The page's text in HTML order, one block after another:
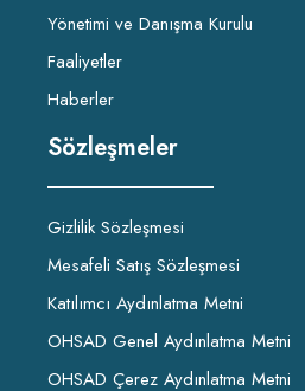
Yönetimi ve Danışma Kurulu
Faaliyetler
Haberler
Sözleşmeler
Gizlilik Sözleşmesi
Mesafeli Satış Sözleşmesi
Katılımcı Aydınlatma Metni
OHSAD Genel Aydınlatma Metni
OHSAD Çerez Aydınlatma Metni